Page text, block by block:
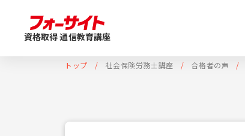
資格取得 通信教育講座
トップ 社会保険労務士講座 合格者の声